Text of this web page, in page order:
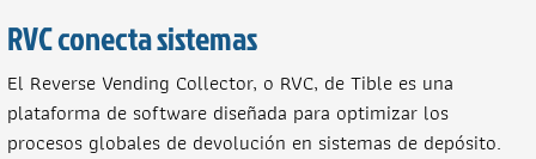
RVC conecta sistemas
El Reverse Vending Collector, o RVC, de Tible es una
plataforma de software diseñada para optimizar los
procesos globales de devolución en sistemas de depósito.